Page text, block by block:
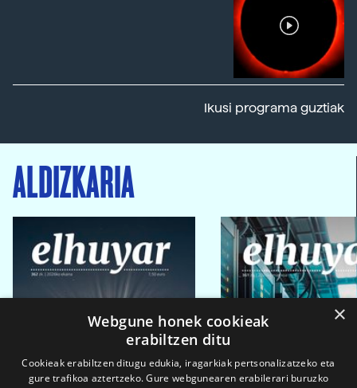
Ikusi programa guztiak
ALDIZKARIA
×
Webgune honek cookieak
erabiltzen ditu
Cookieak erabiltzen ditugu edukia, iragarkiak pertsonalizatzeko eta
gure trafikoa aztertzeko. Gure webgunearen erabilerari buruzko